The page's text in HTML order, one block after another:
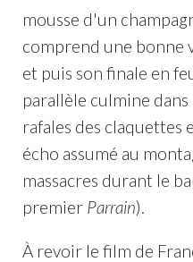
mousse d'un
comprend une bonne
et puis son finale en
parallèle culmine
rafales des claquettes
écho assumé au
massacres durant le
premier Parrain).
À revoir le film de